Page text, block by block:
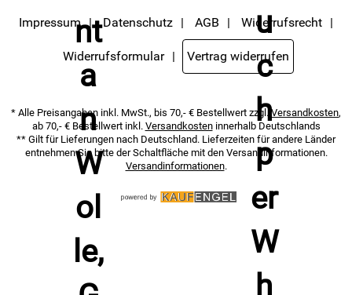
Impressum Datenschutz AGB Widerrufsrecht
Widerrufsformular Vertrag widerrufen
* Alle Preisangaben inkl. MwSt., bis 70,- € Bestellwert zzgl. Versandkosten,
ab 70,- € Bestellwert inkl. Versandkosteninnerhalb Deutschlands
** Gilt für Lieferungen nach Deutschland. Lieferzeiten für andere Länder
entnehmen Sie bitte der Schaltfläche mit den Versandinformationen.
Versandinformationen.